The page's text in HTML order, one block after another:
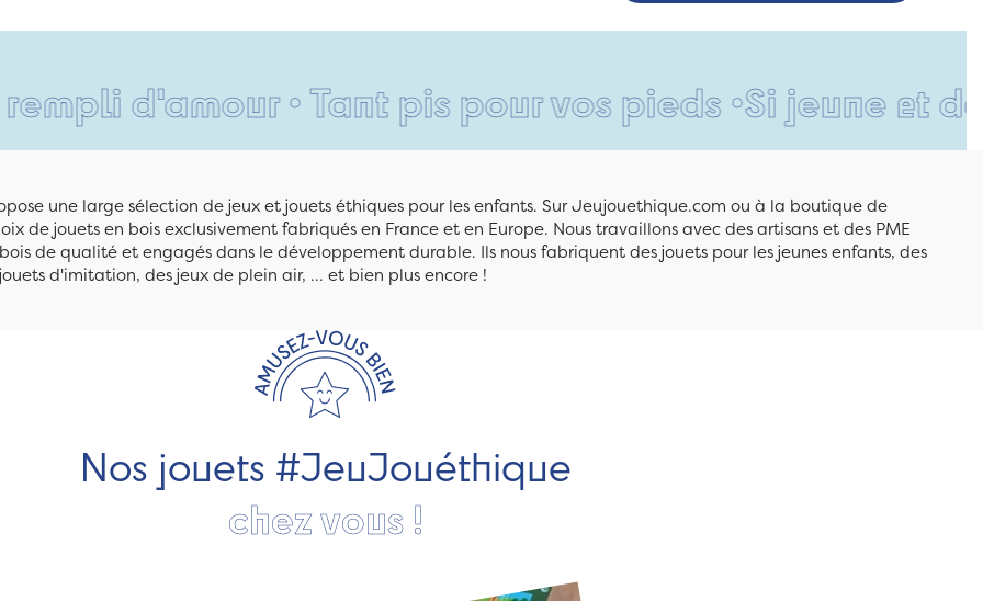
• Tant pis pour vos pieds •Si jeune et déjà si
une large sélection de jeux et jouets éthiques pour les enfants. Sur Jeujouethique.com ou à la boutique de
de jouets en bois exclusivement fabriqués en France et en Europe. Nous travaillons avec des artisans et des PME
de qualité et engagés dans le développement durable. Ils nous fabriquent des jouets pour les jeunes enfants, des
d'imitation, des jeux de plein air, ... et bien plus encore !
Nos jouets #JeuJouéthique
chez vous !